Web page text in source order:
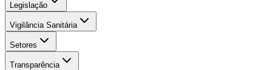
Legislação
Vigilância Sanitária
Setores
Transparência